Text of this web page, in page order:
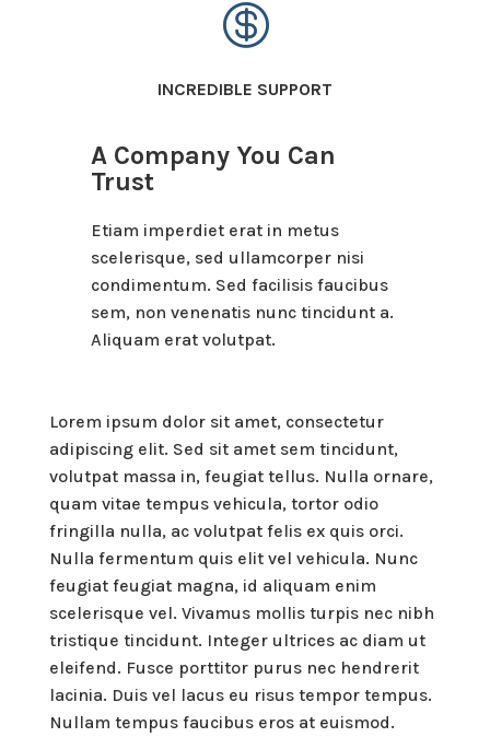

INCREDIBLE SUPPORT
A Company You Can
Trust
Etiam imperdiet erat in metus
scelerisque, sed ullamcorper nisi
condimentum. Sed facilisis faucibus
sem, non venenatis nunc tincidunt a.
Aliquam erat volutpat.
Lorem ipsum dolor sit amet, consectetur
adipiscing elit. Sed sit amet sem tincidunt,
volutpat massa in, feugiat tellus. Nulla ornare,
quam vitae tempus vehicula, tortor odio
fringilla nulla, ac volutpat felis ex quis orci.
Nulla fermentum quis elit vel vehicula. Nunc
feugiat feugiat magna, id aliquam enim
scelerisque vel. Vivamus mollis turpis nec nibh
tristique tincidunt. Integer ultrices ac diam ut
eleifend. Fusce porttitor purus nec hendrerit
lacinia. Duis vel lacus eu risus tempor tempus.
Nullam tempus faucibus eros at euismod.